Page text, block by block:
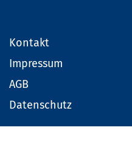
Kontakt
Impressum
AGB
Datenschutz